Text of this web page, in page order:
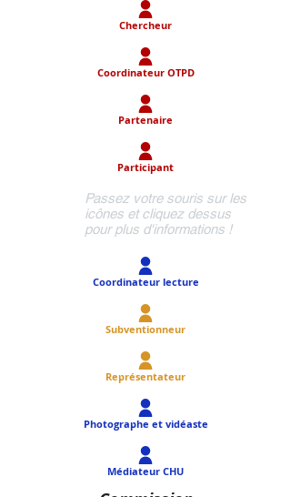
Chercheur
Coordinateur OTPD
Partenaire
Participant
Passez votre souris sur les
icônes et cliquez dessus
pour plus d'informations !
Coordinateur lecture
Subventionneur
Représentateur
Photographe et vidéaste
Médiateur CHU